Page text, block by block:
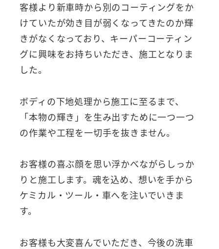
客様より新車時から別のコーティングをか
けていたが効き目が弱くなってきたのか輝
きがなくなっており、キーパーコーティン
グに興味をお持ちいただき、施工となりま
した。
ボディの下地処理から施工に至るまで、
「本物の輝き」を生み出すために一つ一つ
の作業や工程を一切手を抜きません。
お客様の喜ぶ顔を思い浮かべながらしっか
りと施工します。魂を込め、想いを手から
ケミカル・ツール・車へを注いでいきま
す。
お客様も大変喜んでいただき、今後の洗車